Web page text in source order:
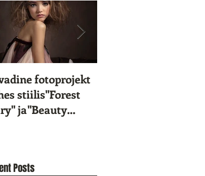
fotoprojekt
stiilis"Forest
ja"Beauty
Posts